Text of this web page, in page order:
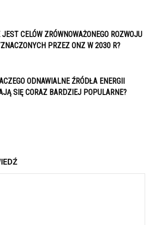
JEST CELÓW ZRÓWNOWAŻONEGO ROZWOJU
PRZEZ ONZ W 2030 R?
ODNAWIALNE ŹRÓDŁA ENERGII
SIĘ CORAZ BARDZIEJ POPULARNE?